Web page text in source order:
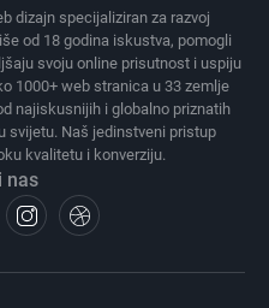
dizajn specijaliziran za razvoj
od 18 godina iskustva, pomogli
svoju online prisutnost i uspiju
1000+ web stranica u 33 zemlje
najiskusnijih i globalno priznatih
svijetu. Naš jedinstveni pristup
kvalitetu i konverziju.
nas